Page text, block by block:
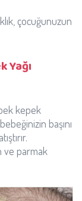
çocuğunuzun
Yağı
kepek
başını
ve parmak